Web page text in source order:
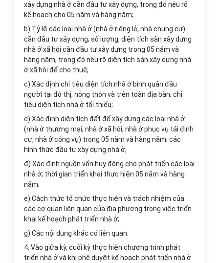
xây dựng nhà ở cần đầu tư xây dựng, trong đó nêu rõ
kế hoạch cho 05 năm và hàng năm;
b) Tỷ lệ các loại nhà ở (nhà ởriêng lẻ, nhà chung cư)
cần đầu tư xây dựng; số lượng, diện tích sàn xây dựng
nhà ởxã hội cần đầu tưxây dựng trong 05 năm và
hàng năm, trong đó nêu rõ diện tích sàn xây dựng nhà
ở xã hội để cho thuê;
c) Xác định chỉ tiêu diện tích nhà ở bình quân đầu
người tại đô thị, nông thôn và trên toàn địa bàn; chỉ
tiêu diện tích nhà ở tối thiểu;
d) Xác định diện tích đất để xây dựng các loại nhà ở
(nhà ở thương mại, nhà ở xã hội, nhà ở phục vụ tái định
cư, nhà ở công vụ) trong 05 năm và hàng năm; các
hình thức đầu tư xây dựng nhà ở;
đ) Xác định nguồn vốn huy động cho phát triển các loại
nhà ở; thời gian triển khai thực hiện 05 năm và hàng
năm;
e) Cách thức tổ chức thực hiện và trách nhiệm của
các cơ quan liên quan của địa phương trong việc triển
khai kế hoạch phát triển nhà ở;
g) Các nội dung khác có liên quan.
4. Vào giữa kỳ, cuối kỳ thực hiện chương trình phát
triển nhà ở và khi phê duyệt kế hoạch phát triển nhà ở